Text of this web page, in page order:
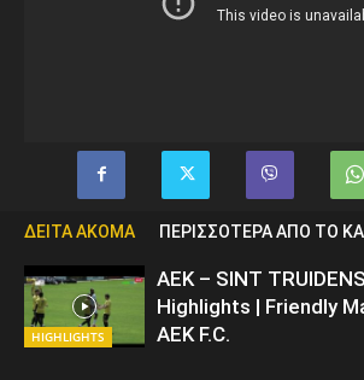
ΔΕΙΤΑ ΑΚΟΜΑ ΠΕΡΙΣΣΟΤΕΡΑ ΑΠΟ ΤΟ
HIGHLIGHTS
ΑΕΚ – SINT
Highlights | Friendly
ΑΕΚ F.C.